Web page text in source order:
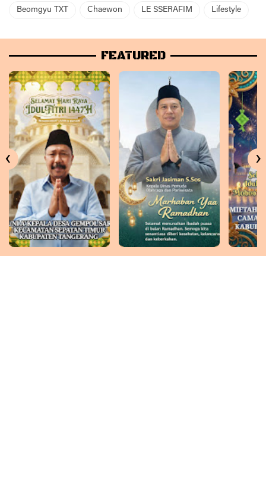
Beomgyu TXT Chaewon LE SSERAFIM Lifestyle
FEATURED
‹ ›